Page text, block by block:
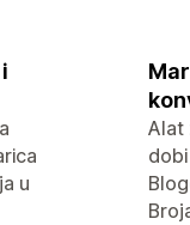
u
Alat
dobi